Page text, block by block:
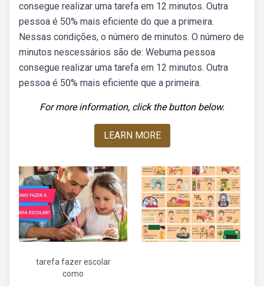
consegue realizar uma tarefa em 12 minutos. Outra
pessoa é 50% mais eficiente do que a primeira.
Nessas condições, o número de minutos. O número de
minutos nescessários são de: Webuma pessoa
consegue realizar uma tarefa em 12 minutos. Outra
pessoa é 50% mais eficiente que a primeira.
For more information, click the button below.
LEARN MORE
tarefa fazer escolar
como